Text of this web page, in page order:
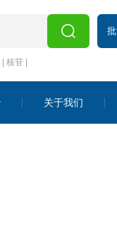
| 核苷 |
关于我们